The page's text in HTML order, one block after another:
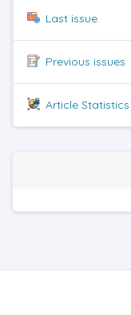
Last issue
Previous issues
Article Statistics